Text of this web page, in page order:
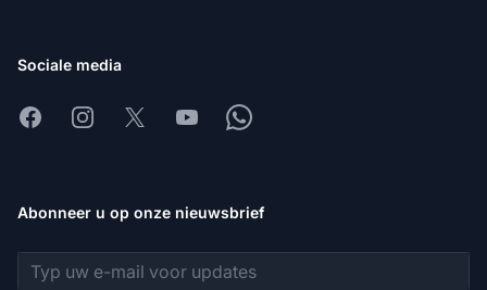
Sociale media
FacebookInstagram
X YoutubeWhatsapp
Abonneer u op onze nieuwsbrief
E-mailadres